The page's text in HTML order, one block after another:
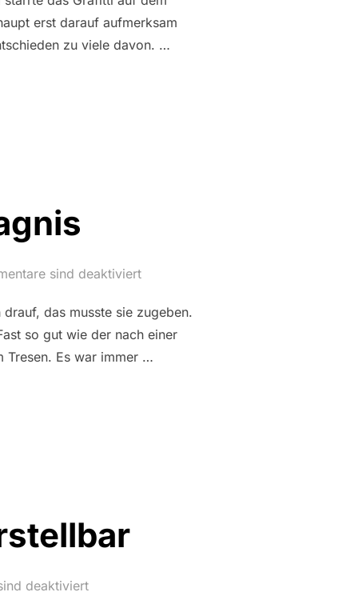
erst darauf aufmerksam
zu viele davon. …
DIE SOZIETÄT UND ANDERE GLITZERNDE
sind deaktiviert
das musste sie zugeben.
so gut wie der nach einer
Tresen. Es war immer …
WAGNIS“
deaktiviert